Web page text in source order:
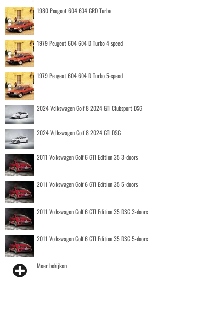
1980 Peugeot 604 604 GRD Turbo
1979 Peugeot 604 604 D Turbo 4-speed
1979 Peugeot 604 604 D Turbo 5-speed
2024 Volkswagen Golf 8 2024 GTI Clubsport DSG
2024 Volkswagen Golf 8 2024 GTI DSG
2011 Volkswagen Golf 6 GTI Edition 35 3-doors
2011 Volkswagen Golf 6 GTI Edition 35 5-doors
2011 Volkswagen Golf 6 GTI Edition 35 DSG 3-doors
2011 Volkswagen Golf 6 GTI Edition 35 DSG 5-doors
Meer bekijken